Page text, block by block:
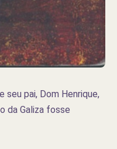
pai, Dom Henrique,
da Galiza fosse